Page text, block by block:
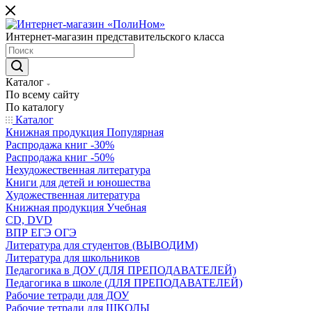
Интернет-магазин представительского класса
Каталог
По всему сайту
По каталогу
Каталог
Книжная продукция Популярная
Распродажа книг -30%
Распродажа книг -50%
Нехудожественная литература
Книги для детей и юношества
Художественная литература
Книжная продукция Учебная
CD, DVD
ВПР ЕГЭ ОГЭ
Литература для студентов (ВЫВОДИМ)
Литература для школьников
Педагогика в ДОУ (ДЛЯ ПРЕПОДАВАТЕЛЕЙ)
Педагогика в школе (ДЛЯ ПРЕПОДАВАТЕЛЕЙ)
Рабочие тетради для ДОУ
Рабочие тетради для ШКОЛЫ